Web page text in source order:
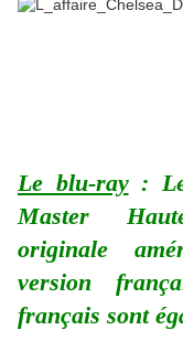
Le blu-ray: Le
Master
originale
version
français sont